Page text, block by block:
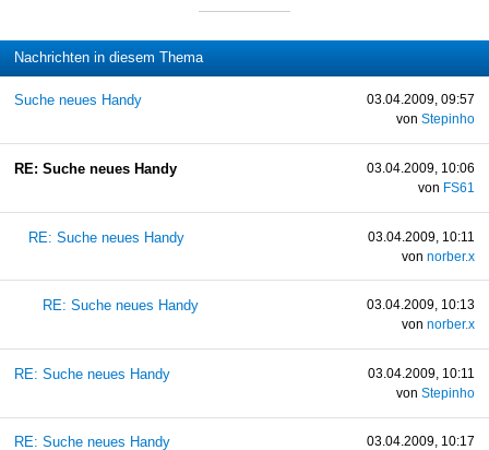
Nachrichten in diesem Thema
Suche neues Handy
03.04.2009, 09:57
vonStepinho
RE: Suche neues Handy
03.04.2009, 10:06
von FS61
RE: Suche neues Handy
03.04.2009, 10:11
vonnorber.x
RE: Suche neues Handy
03.04.2009, 10:13
vonnorber.x
RE: Suche neues Handy
03.04.2009, 10:11
vonStepinho
RE: Suche neues Handy
03.04.2009, 10:17